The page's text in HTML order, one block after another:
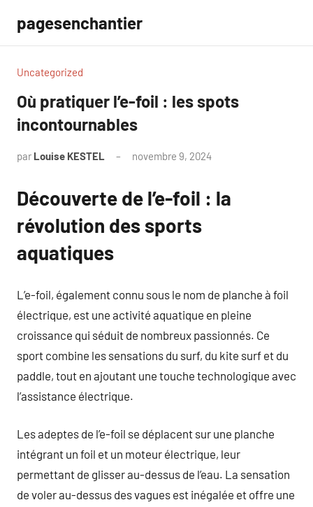
contenu
pagesenchantier
Uncategorized
Où pratiquer l’e-foil : les spots
incontournables
par Louise KESTEL novembre 9, 2024
Découverte de l’e-foil : la
révolution des sports
aquatiques
L’e-foil, également connu sous le nom de planche à foil
électrique, est une activité aquatique en pleine
croissance qui séduit de nombreux passionnés. Ce
sport combine les sensations du surf, du kite surf et du
paddle, tout en ajoutant une touche technologique avec
l’assistance électrique.
Les adeptes de l’e-foil se déplacent sur une planche
intégrant un foil et un moteur électrique, leur
permettant de glisser au-dessus de l’eau. La sensation
de voler au-dessus des vagues est inégalée et offre une